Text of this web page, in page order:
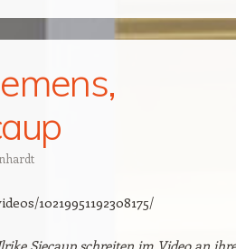
10219951192308175/
Siecaup schreiten im Video an